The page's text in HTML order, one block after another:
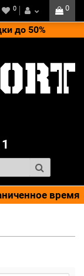
до 50%
0
0
время